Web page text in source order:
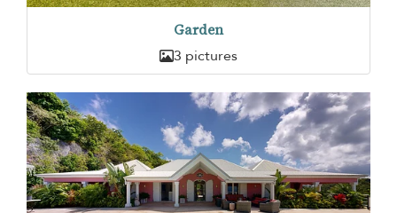
Garden
3 pictures